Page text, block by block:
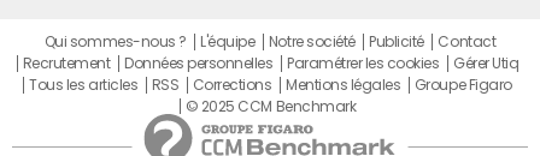
Qui sommes-nous ? L'équipe Notre société Publicité
Contact
Recrutement
Données personnelles Paramétrer les cookies
Gérer Utiq
Tous les articles
RSS Corrections Mentions légales
Groupe Figaro
© 2025 CCM Benchmark